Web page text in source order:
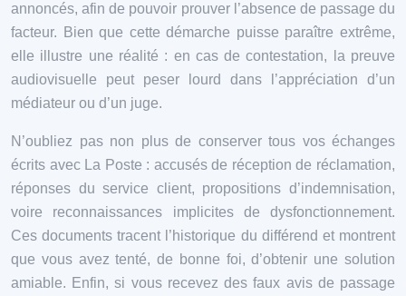
annoncés, afin de pouvoir prouver l’absence de passage du
facteur. Bien que cette démarche puisse paraître extrême,
elle illustre une réalité : en cas de contestation, la preuve
audiovisuelle peut peser lourd dans l’appréciation d’un
médiateur ou d’un juge.
N’oubliez pas non plus de conserver tous vos échanges
écrits avec La Poste : accusés de réception de réclamation,
réponses du service client, propositions d’indemnisation,
voire reconnaissances implicites de dysfonctionnement.
Ces documents tracent l’historique du différend et montrent
que vous avez tenté, de bonne foi, d’obtenir une solution
amiable. Enfin, si vous recevez des faux avis de passage